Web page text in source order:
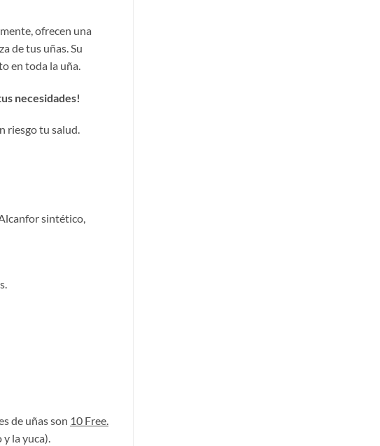
ofrecen una
de tus uñas. Su
en toda la uña.
necesidades!
riesgo tu salud.
sintético,
de uñas son 10 Free.
la yuca).